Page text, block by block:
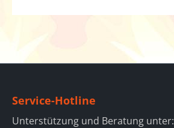
Service-Hotline
Unterstützung und Beratung unter: